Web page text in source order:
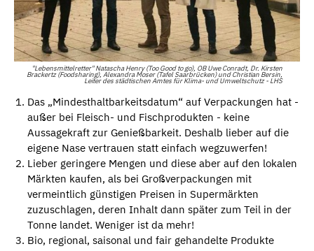
"Lebensmittelretter" Natascha Henry (Too Good to go), OB Uwe Conradt, Dr. Kirsten
Brackertz (Foodsharing), Alexandra Moser (Tafel Saarbrücken) und Christian Bersin,
Leiter des städtischen Amtes für Klima- und Umweltschutz - LHS
Das „Mindesthaltbarkeitsdatum“ auf Verpackungen hat -
außer bei Fleisch- und Fischprodukten - keine
Aussagekraft zur Genießbarkeit. Deshalb lieber auf die
eigene Nase vertrauen statt einfach wegzuwerfen!
Lieber geringere Mengen und diese aber auf den lokalen
Märkten kaufen, als bei Großverpackungen mit
vermeintlich günstigen Preisen in Supermärkten
zuzuschlagen, deren Inhalt dann später zum Teil in der
Tonne landet. Weniger ist da mehr!
Bio, regional, saisonal und fair gehandelte Produkte